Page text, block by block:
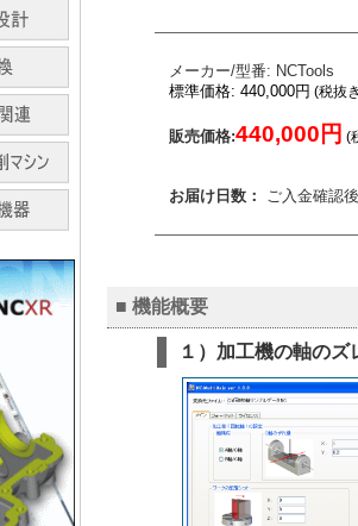
メーカー/型番: NCTools
標準価格: 440,000円 (税抜
販売価格:440,000円 (
お届け日数： ご入金確認
■ 機能概要
１）加工機の軸のズ